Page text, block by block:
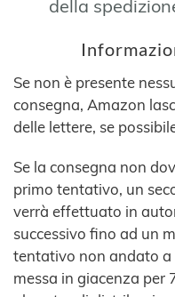
della
Se non è presente
consegna, Amazon
delle lettere, se
Se la consegna non
primo tentativo, un
verrà effettuato in
successivo fino ad un
tentativo non andato a
messa in giacenza per